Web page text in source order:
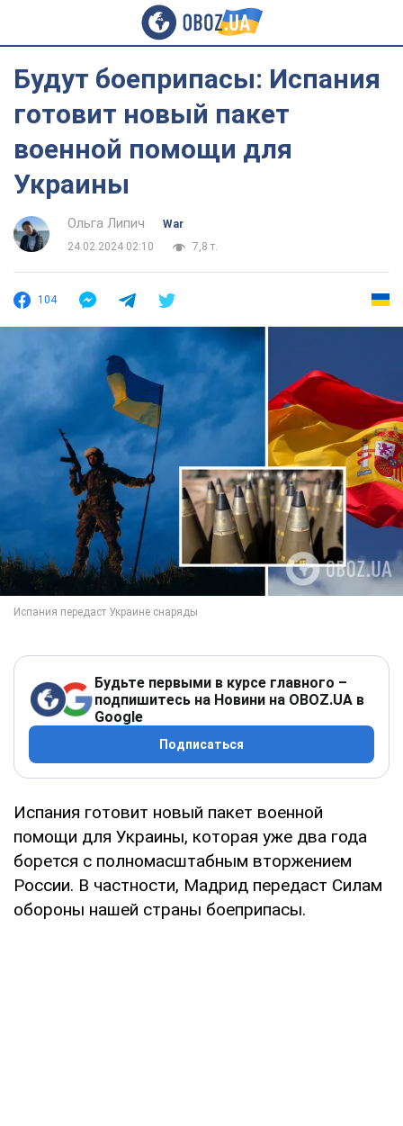
Будут боеприпасы: Испания
готовит новый пакет
военной помощи для
Украины
Ольга Липич
War
24.02.2024 02:10
7,8 т.
104
Будьте первыми в курсе главного –
подпишитесь на Новини на OBOZ.UA в
Google
Подписаться
Испания готовит новый пакет военной
помощи для Украины, которая уже два года
борется с полномасштабным вторжением
России. В частности, Мадрид передаст Силам
обороны нашей страны боеприпасы.